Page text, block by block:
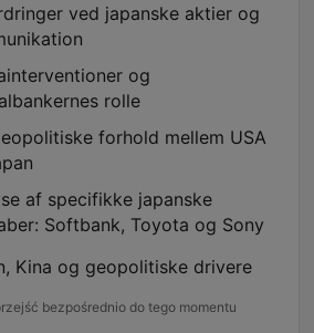
ved japanske aktier og
og
rolle
forhold mellem USA
af specifikke japanske
Softbank, Toyota og Sony
Kina og geopolitiske drivere
bezpośrednio do tego momentu